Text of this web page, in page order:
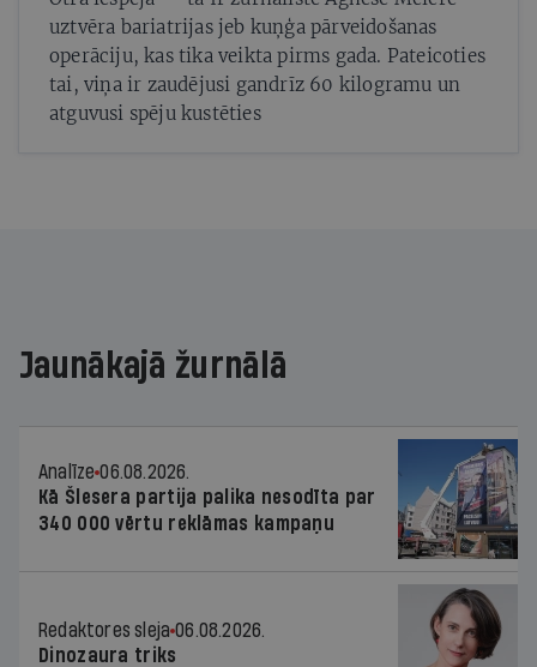
uztvēra bariatrijas jeb kuņģa pārveidošanas
operāciju, kas tika veikta pirms gada. Pateicoties
tai, viņa ir zaudējusi gandrīz 60 kilogramu un
atguvusi spēju kustēties
Jaunākajā žurnālā
Analīze 06.08.2026.
Kā Šlesera partija palika nesodīta par
340 000 vērtu reklāmas kampaņu
Redaktores sleja 06.08.2026.
Dinozaura triks